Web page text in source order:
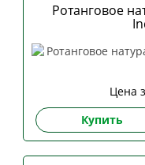
Ротанговое
Цена
Купить